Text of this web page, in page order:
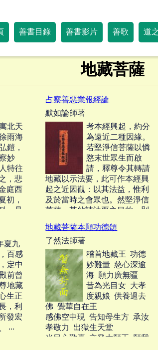
善書目錄 善書影片 善歌 道
地藏菩薩
北天
雨海
鎧，
妙
特往
，悲
庭西
初，
。是
，梵
皆已
還，
占察善惡業報經論
默如論師著
考本經興起，約分
為遠近二種因緣。
若堅淨信菩薩以憐
愍末世眾生而啟
請，釋尊令其轉請
地藏以示法要，此可作本經興
起之近因觀：以其法益，惟利
及於當時之會眾也。然堅淨信
菩薩，其啟請法要之目的，則
疑慮，增長淨信，而獲果證，
此為本經興起之遠因也。‧‧‧
夏九
百感
定中
前曾
地藏
生正
，利
發宏
‧‧‧
地藏菩薩本願功德頌
了然法師著
稽首地藏王 功德
妙難量 慈心深逾
海 願力廣無疆
昔為光目女 大孝
度親娘 供養過去
佛 覺華自在王
感佛空中現 告知母生方 承汝
孝敬力 出獄生天堂
光目心歡喜 立發大願王 願我